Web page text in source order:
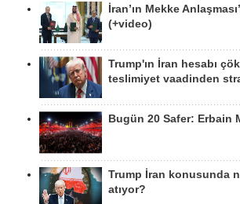
İran’ın Mekke
(+video)
Trump'ın İran hesabı
teslimiyet vaadinden
Bugün 20 Safer: Erbain
Trump İran konusunda
atıyor?